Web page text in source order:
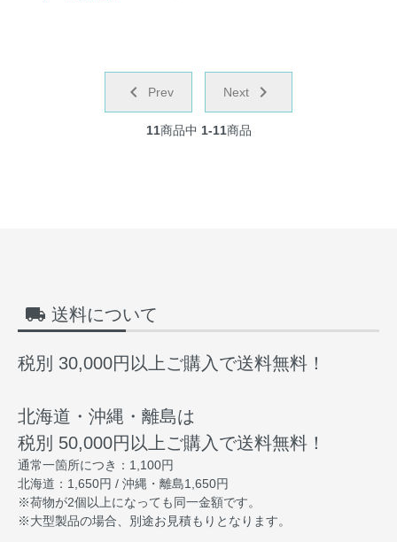
chevron_left Prev Next navigate_next
11商品中 1-11商品
local_shipping 送料について
税別 30,000円以上ご購入で送料無料！
北海道・沖縄・離島は
税別 50,000円以上ご購入で送料無料！
通常一箇所につき：1,100円
北海道：1,650円 / 沖縄・離島1,650円
※荷物が2個以上になっても同一金額です。
※大型製品の場合、別途お見積もりとなります。